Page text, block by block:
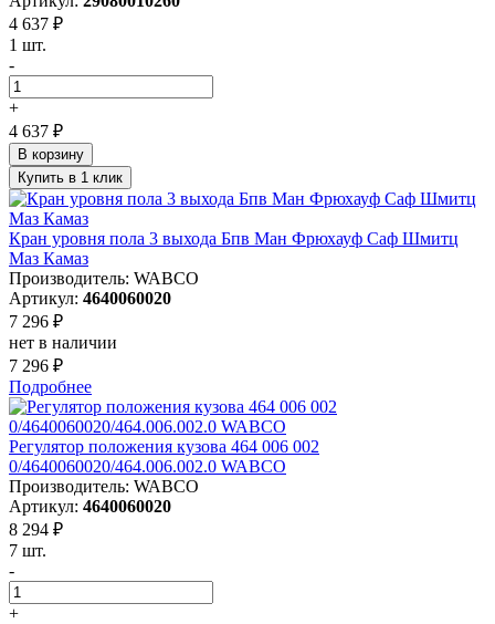
4 637 ₽
1 шт.
-
+
4 637 ₽
В корзину
Купить в 1 клик
Кран уровня пола 3 выхода Бпв Ман Фрюхауф Саф Шмитц
Маз Камаз
Производитель: WABCO
Артикул: 4640060020
7 296 ₽
нет в наличии
7 296 ₽
Подробнее
Регулятор положения кузова 464 006 002
0/4640060020/464.006.002.0 WABCO
Производитель: WABCO
Артикул: 4640060020
8 294 ₽
7 шт.
-
+